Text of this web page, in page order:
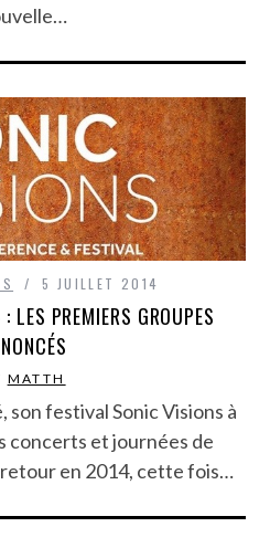
5 JUILLET 2014
PREMIERS GROUPES
MATTH
son festival Sonic Visions à
concerts et journées de
en 2014, cette fois…